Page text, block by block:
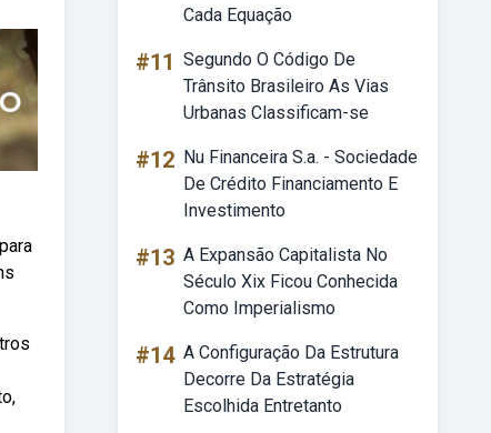
Cada Equação
#11 Segundo O Código De
Trânsito Brasileiro As Vias
Urbanas Classificam-se
#12 Nu Financeira S.a. - Sociedade
De Crédito Financiamento E
Investimento
#13 A Expansão Capitalista No
Século Xix Ficou Conhecida
Como Imperialismo
#14 A Configuração Da Estrutura
Decorre Da Estratégia
Escolhida Entretanto